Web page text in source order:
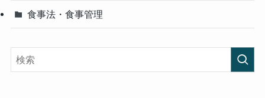
食事法・食事管理